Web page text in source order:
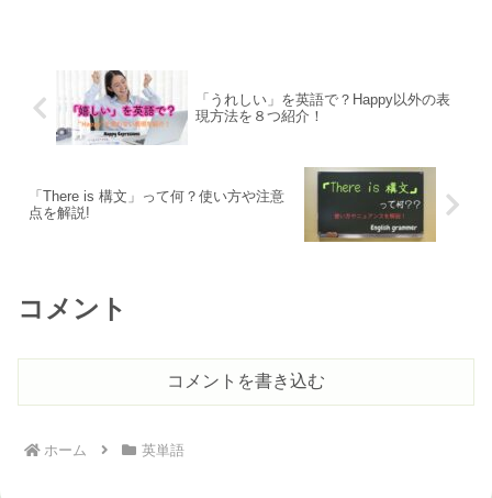
「うれしい」を英語で？Happy以外の表
現方法を８つ紹介！
「There is 構文」って何？使い方や注意
点を解説!
コメント
コメントを書き込む
ホーム 英単語